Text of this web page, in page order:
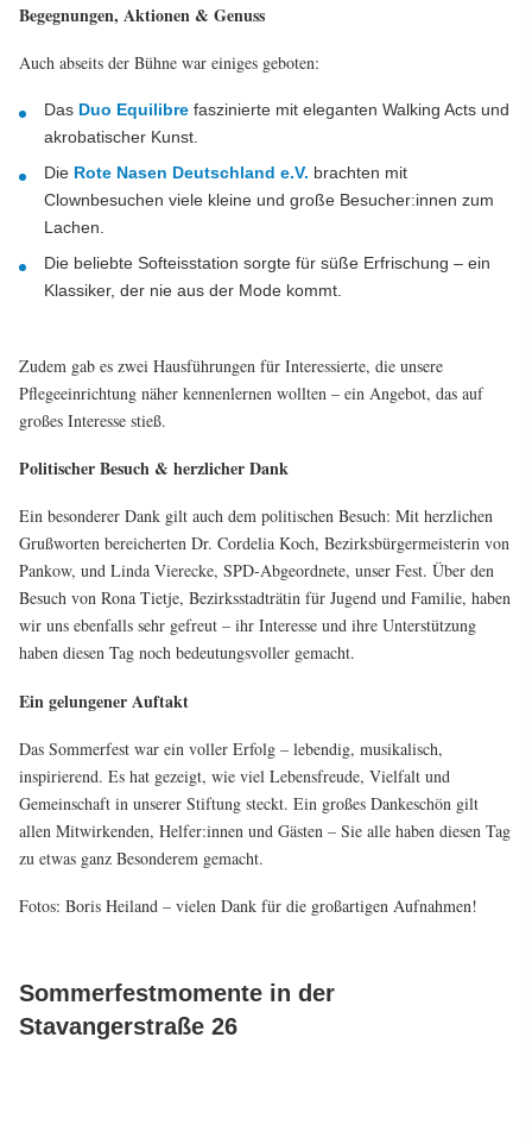
Begegnungen, Aktionen & Genuss
Auch abseits der Bühne war einiges geboten:
Das Duo Equilibre faszinierte mit eleganten Walking Acts und
akrobatischer Kunst.
Die Rote Nasen Deutschland e.V. brachten mit
Clownbesuchen viele kleine und große Besucher:innen zum
Lachen.
Die beliebte Softeisstation sorgte für süße Erfrischung – ein
Klassiker, der nie aus der Mode kommt.
Zudem gab es zwei Hausführungen für Interessierte, die unsere
Pflegeeinrichtung näher kennenlernen wollten – ein Angebot, das auf
großes Interesse stieß.
Politischer Besuch & herzlicher Dank
Ein besonderer Dank gilt auch dem politischen Besuch: Mit herzlichen
Grußworten bereicherten Dr. Cordelia Koch, Bezirksbürgermeisterin von
Pankow, und Linda Vierecke, SPD-Abgeordnete, unser Fest. Über den
Besuch von Rona Tietje, Bezirksstadträtin für Jugend und Familie, haben
wir uns ebenfalls sehr gefreut – ihr Interesse und ihre Unterstützung
haben diesen Tag noch bedeutungsvoller gemacht.
Ein gelungener Auftakt
Das Sommerfest war ein voller Erfolg – lebendig, musikalisch,
inspirierend. Es hat gezeigt, wie viel Lebensfreude, Vielfalt und
Gemeinschaft in unserer Stiftung steckt. Ein großes Dankeschön gilt
allen Mitwirkenden, Helfer:innen und Gästen – Sie alle haben diesen Tag
zu etwas ganz Besonderem gemacht.
Fotos: Boris Heiland – vielen Dank für die großartigen Aufnahmen!
Sommerfestmomente in der
Stavangerstraße 26